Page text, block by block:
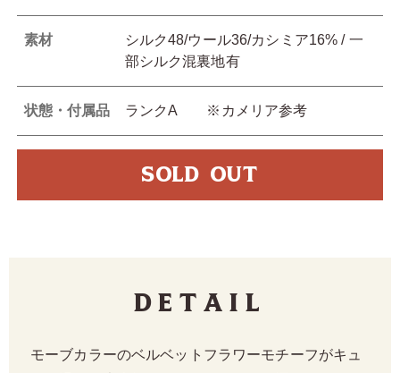
素材
シルク48/ウール36/カシミア16% / 一
部シルク混裏地有
状態・付属品 ランクA ※カメリア参考
SOLD OUT
Detail
モーブカラーのベルベットフラワーモチーフがキュ